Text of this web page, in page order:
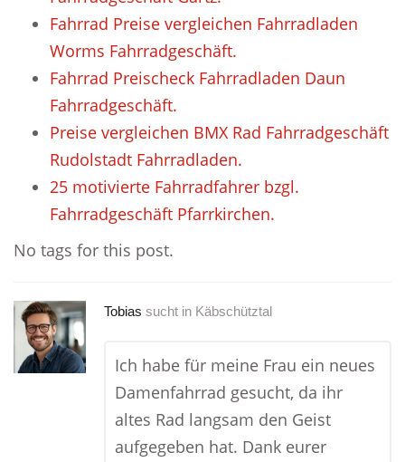
Fahrrad Preise vergleichen Fahrradladen
Worms Fahrradgeschäft.
Fahrrad Preischeck Fahrradladen Daun
Fahrradgeschäft.
Preise vergleichen BMX Rad Fahrradgeschäft
Rudolstadt Fahrradladen.
25 motivierte Fahrradfahrer bzgl.
Fahrradgeschäft Pfarrkirchen.
No tags for this post.
Tobias sucht in Käbschütztal
Ich habe für meine Frau ein neues
Damenfahrrad gesucht, da ihr
altes Rad langsam den Geist
aufgegeben hat. Dank eurer